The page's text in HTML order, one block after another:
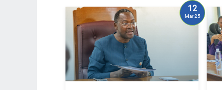
12
Mar 25